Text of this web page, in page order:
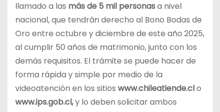
llamado a las más de 5 mil personasa nivel
nacional, que tendrán derecho al Bono Bodas de
Oro entre octubre y diciembre de este año 2025,
al cumplir 50 años de matrimonio, junto con los
demás requisitos. El trámite se puede hacer de
forma rápida y simple por medio de la
videoatención en los sitios www.chileatiende.clo
www.ips.gob.cl,y lo deben solicitar ambos